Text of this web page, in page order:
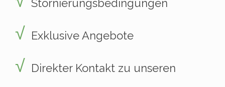
Stornierungsbedingungen
Exklusive Angebote
Direkter Kontakt zu unseren